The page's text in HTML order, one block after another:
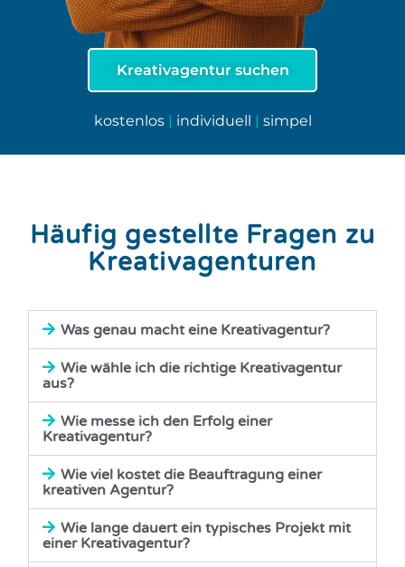
Kreativagentur suchen
kostenlos individuell simpel
Häufig gestellte Fragen zu
Kreativagenturen
Was genau macht eine Kreativagentur?
Wie wähle ich die richtige Kreativagentur
aus?
Wie messe ich den Erfolg einer
Kreativagentur?
Wie viel kostet die Beauftragung einer
kreativen Agentur?
Wie lange dauert ein typisches Projekt mit
einer Kreativagentur?